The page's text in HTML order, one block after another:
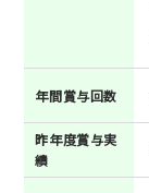
年間賞与回数
昨年度賞与実
績